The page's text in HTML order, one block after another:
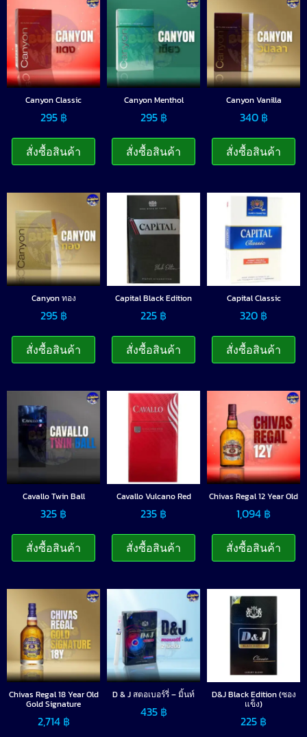
Canyon Classic
295 ฿
สั่งซื้อสินค้า
Canyon Menthol
295 ฿
สั่งซื้อสินค้า
Canyon Vanilla
340 ฿
สั่งซื้อสินค้า
Canyon ทอง
295 ฿
สั่งซื้อสินค้า
Capital Black Edition
225 ฿
สั่งซื้อสินค้า
Capital Classic
320 ฿
สั่งซื้อสินค้า
Cavallo Twin Ball
325 ฿
สั่งซื้อสินค้า
Cavallo Vulcano Red
235 ฿
สั่งซื้อสินค้า
Chivas Regal 12 Year Old
1,094 ฿
สั่งซื้อสินค้า
Chivas Regal 18 Year Old
Gold Signature
2,714 ฿
D & J สตอเบอร์รี่ – มิ้นท์
435 ฿
D&J Black Edition (ซอง
แข็ง)
225 ฿